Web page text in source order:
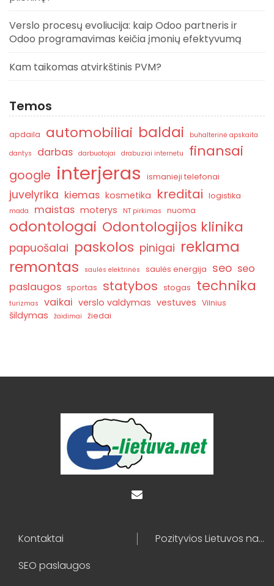
Verslo procesų evoliucija: kaip Odoo partneris ir
Odoo programavimas keičia įmonių efektyvumą
Kam taikomas atvirkštinis PVM?
Temos
apdaila automobiliai baldai
buhalterinė apskaita
dantys
darbas darbuotojai drabuziai internetu finansai
google interjeras ismanieji telefonai
juvelyrika kiemas kosmetika kreditai logistika
mada maistas moterys NT pirkimas nuoma
odontologai Odontologijos klinika
papuošalai paskolos pinigai reklama
remontas
saulės elektrinės saulės energija seo seo
paslaugos sportas statybos stogas technika
turizmas vaikai verslo valdymas vestuves Vilnius
šildymas žaidimai žiedai
Kontaktai
Pozityvios Lietuvos naujienos
SEO paslaugos